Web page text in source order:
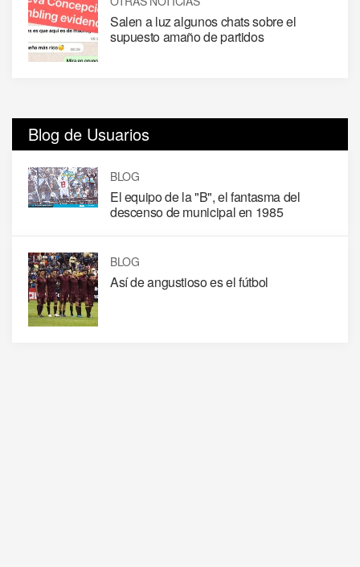
Salen a luz algunos chats sobre el
supuesto amaño de partidos
Blog de Usuarios
BLOG
El equipo de la "B", el fantasma del
descenso de municipal en 1985
BLOG
Así de angustioso es el fútbol